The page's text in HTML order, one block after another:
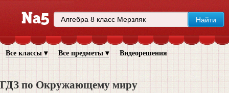
Все классы ▾ Все предметы ▾ Видеорешения
ГДЗ по Окружающему миру